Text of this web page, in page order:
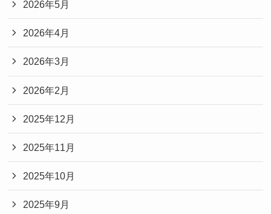
2026年5月
2026年4月
2026年3月
2026年2月
2025年12月
2025年11月
2025年10月
2025年9月